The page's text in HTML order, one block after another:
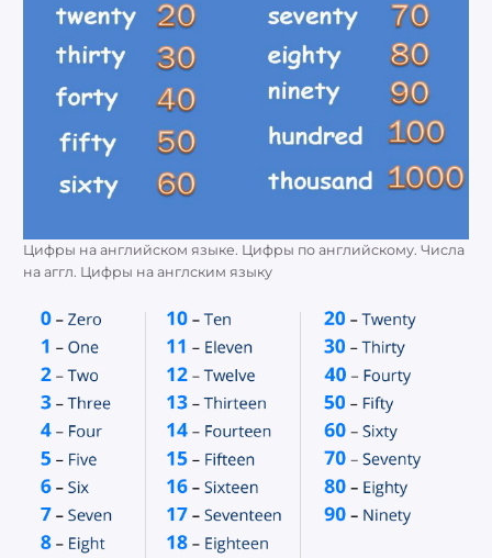
Цифры на английском языке. Цифры по английскому. Числа
на аггл. Цифры на англским языку